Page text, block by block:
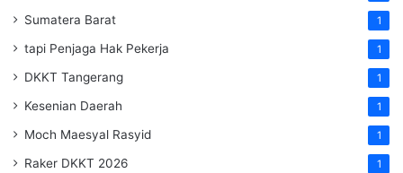
Sumatera Barat 1
tapi Penjaga Hak Pekerja 1
DKKT Tangerang 1
Kesenian Daerah 1
Moch Maesyal Rasyid 1
Raker DKKT 2026 1